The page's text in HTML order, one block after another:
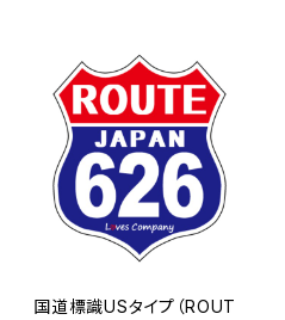
国道標識USタイプ（ROUT